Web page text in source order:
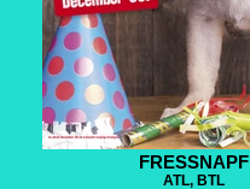
FRESSNAPF
ATL, BTL